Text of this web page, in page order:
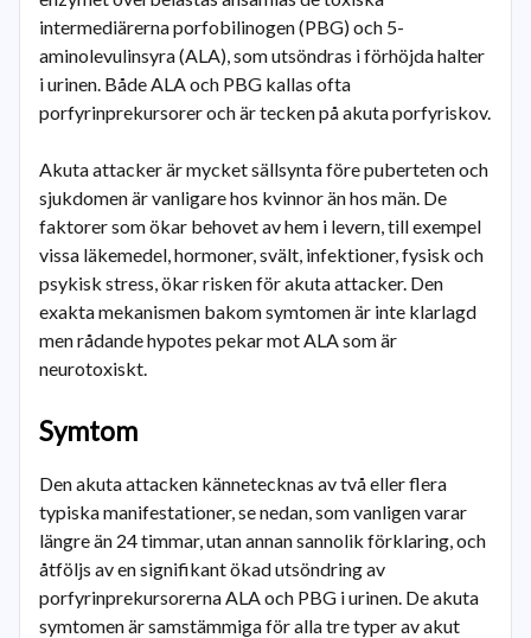
intermediärerna porfobilinogen (PBG) och 5-
aminolevulinsyra (ALA), som utsöndras i förhöjda halter
i urinen. Både ALA och PBG kallas ofta
porfyrinprekursorer och är tecken på akuta porfyriskov.
Akuta attacker är mycket sällsynta före puberteten och
sjukdomen är vanligare hos kvinnor än hos män. De
faktorer som ökar behovet av hem i levern, till exempel
vissa läkemedel, hormoner, svält, infektioner, fysisk och
psykisk stress, ökar risken för akuta attacker. Den
exakta mekanismen bakom symtomen är inte klarlagd
men rådande hypotes pekar mot ALA som är
neurotoxiskt.
Symtom
Den akuta attacken kännetecknas av två eller flera
typiska manifestationer, se nedan, som vanligen varar
längre än 24 timmar, utan annan sannolik förklaring, och
åtföljs av en signifikant ökad utsöndring av
porfyrinprekursorerna ALA och PBG i urinen. De akuta
symtomen är samstämmiga för alla tre typer av akut